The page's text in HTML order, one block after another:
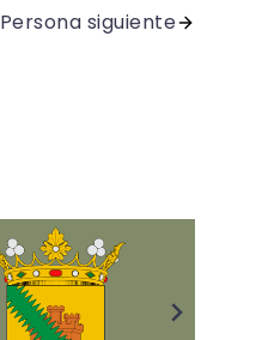
Persona siguiente